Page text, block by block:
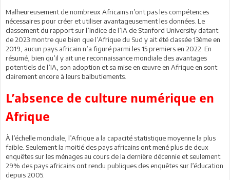
Malheureusement de nombreux Africains n’ont pas les compétences
nécessaires pour créer et utiliser avantageusement les données. Le
classement du rapport sur l’indice de l’IA de Stanford University datant
de 2023 montre que bien que l’Afrique du Sud y ait été classée 13ème en
2019, aucun pays africain n’a figuré parmi les 15 premiers en 2022. En
résumé, bien qu’il y ait une reconnaissance mondiale des avantages
potentiels de l’IA, son adoption et sa mise en œuvre en Afrique en sont
clairement encore à leurs balbutiements.
L’absence de culture numérique en
Afrique
À l’échelle mondiale, l’Afrique a la capacité statistique moyenne la plus
faible. Seulement la moitié des pays africains ont mené plus de deux
enquêtes sur les ménages au cours de la dernière décennie et seulement
29% des pays africains ont rendu publiques des enquêtes sur l’éducation
depuis 2005.